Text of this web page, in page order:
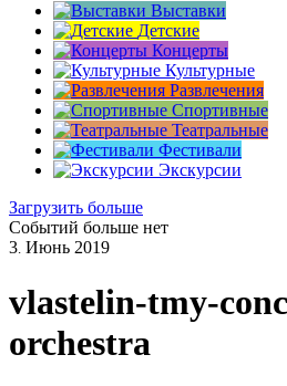
Выставки
Детские
Концерты
Культурные
Развлечения
Спортивные
Театральные
Фестивали
Экскурсии
Загрузить больше
Событий больше нет
3. Июнь 2019
vlastelin-tmy-
orchestra